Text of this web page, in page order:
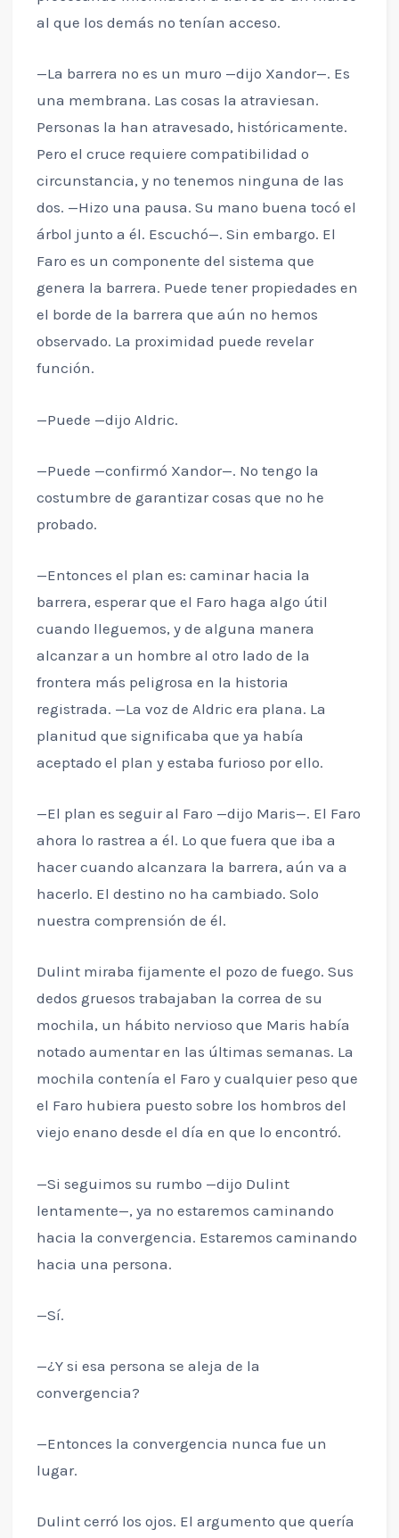
al que los demás no tenían acceso.
—La barrera no es un muro —dijo Xandor—. Es
una membrana. Las cosas la atraviesan.
Personas la han atravesado, históricamente.
Pero el cruce requiere compatibilidad o
circunstancia, y no tenemos ninguna de las
dos. —Hizo una pausa. Su mano buena tocó el
árbol junto a él. Escuchó—. Sin embargo. El
Faro es un componente del sistema que
genera la barrera. Puede tener propiedades en
el borde de la barrera que aún no hemos
observado. La proximidad puede revelar
función.
—Puede —dijo Aldric.
—Puede —confirmó Xandor—. No tengo la
costumbre de garantizar cosas que no he
probado.
—Entonces el plan es: caminar hacia la
barrera, esperar que el Faro haga algo útil
cuando lleguemos, y de alguna manera
alcanzar a un hombre al otro lado de la
frontera más peligrosa en la historia
registrada. —La voz de Aldric era plana. La
planitud que significaba que ya había
aceptado el plan y estaba furioso por ello.
—El plan es seguir al Faro —dijo Maris—. El Faro
ahora lo rastrea a él. Lo que fuera que iba a
hacer cuando alcanzara la barrera, aún va a
hacerlo. El destino no ha cambiado. Solo
nuestra comprensión de él.
Dulint miraba fijamente el pozo de fuego. Sus
dedos gruesos trabajaban la correa de su
mochila, un hábito nervioso que Maris había
notado aumentar en las últimas semanas. La
mochila contenía el Faro y cualquier peso que
el Faro hubiera puesto sobre los hombros del
viejo enano desde el día en que lo encontró.
—Si seguimos su rumbo —dijo Dulint
lentamente—, ya no estaremos caminando
hacia la convergencia. Estaremos caminando
hacia una persona.
—Sí.
—¿Y si esa persona se aleja de la
convergencia?
—Entonces la convergencia nunca fue un
lugar.
Dulint cerró los ojos. El argumento que quería